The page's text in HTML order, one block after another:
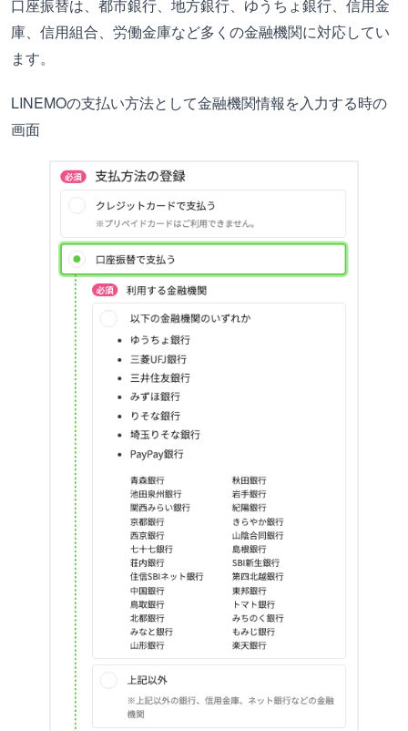
口座振替は、都市銀行、地方銀行、ゆうちょ銀行、信用金
庫、信用組合、労働金庫など多くの金融機関に対応してい
ます。
LINEMOの支払い方法として金融機関情報を入力する時の
画面